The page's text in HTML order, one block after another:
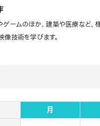
ゲームのほか、建築や医療など
像技術を学びます。
月